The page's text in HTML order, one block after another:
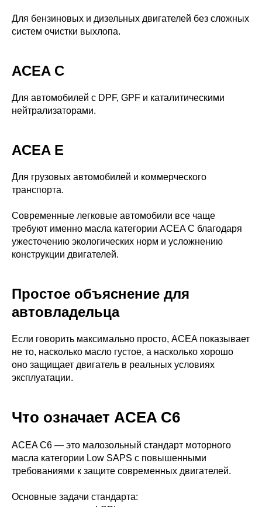
Для бензиновых и дизельных двигателей без сложных
систем очистки выхлопа.
ACEA C
Для автомобилей с DPF, GPF и каталитическими
нейтрализаторами.
ACEA E
Для грузовых автомобилей и коммерческого
транспорта.
Современные легковые автомобили все чаще
требуют именно масла категории ACEA C благодаря
ужесточению экологических норм и усложнению
конструкции двигателей.
Простое объяснение для
автовладельца
Если говорить максимально просто, ACEA показывает
не то, насколько масло густое, а насколько хорошо
оно защищает двигатель в реальных условиях
эксплуатации.
Что означает ACEA C6
ACEA C6 — это малозольный стандарт моторного
масла категории Low SAPS с повышенными
требованиями к защите современных двигателей.
Основные задачи стандарта: